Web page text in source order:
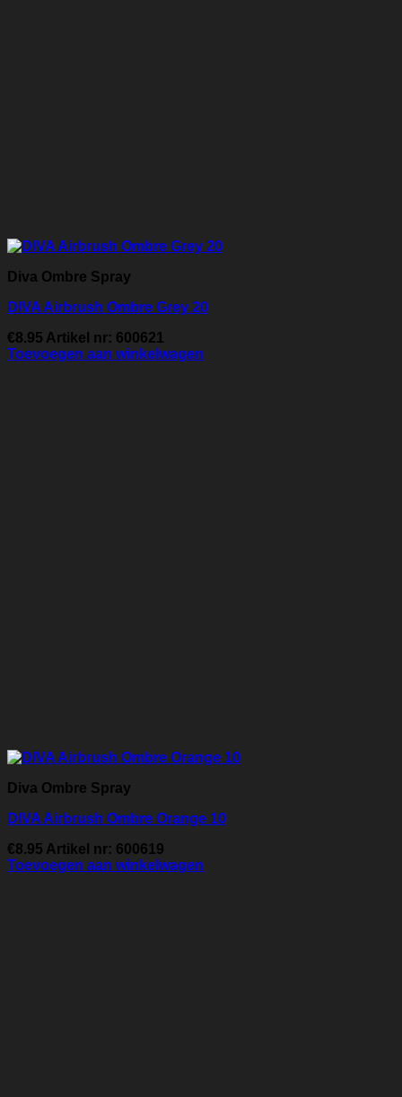
Diva Ombre Spray
DIVA Airbrush Ombre Grey 20
€8.95 Artikel nr: 600621
Toevoegen aan winkelwagen
Diva Ombre Spray
DIVA Airbrush Ombre Orange 10
€8.95 Artikel nr: 600619
Toevoegen aan winkelwagen